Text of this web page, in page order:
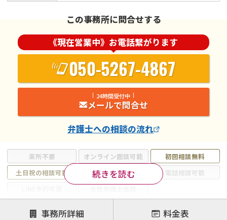
来所不要 オンライン面談可能
初回相談無料
土日祝の相談可能
19時以降電話可能
電話相談可能
注力案件
続きを読む
この事務所に問合せする
《現在営業中》お電話繋がります
050-5267-4867
24時間受付中
メールで問合せ
弁護士への相談の流れ
事務所詳細 料金表